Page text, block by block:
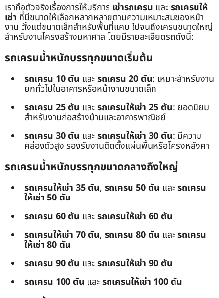
เราคือตัวจริงเรื่องการให้บริการ เช่ารถเครน และรถเครนให้
เช่า ที่มีขนาดให้เลือกหลากหลายตามความเหมาะสมของหน้า
งาน ตั้งแต่ขนาดเล็กสำหรับพื้นที่แคบ ไปจนถึงเครนขนาดใหญ่
สำหรับงานโครงสร้างมหาศาล โดยมีรายละเอียดรถดังนี้:
รถเครนน้ำหนักบรรทุกขนาดเริ่มต้น
รถเครน 10 ตัน และรถเครน 20 ตัน: เหมาะสำหรับงาน
ยกทั่วไปในอาคารหรือหน้างานขนาดเล็ก
รถเครน 25 ตัน และรถเครนให้เช่า 25 ตัน: ยอดนิยม
สำหรับงานก่อสร้างบ้านและอาคารพาณิชย์
รถเครน 30 ตัน และรถเครนให้เช่า 30 ตัน: มีความ
คล่องตัวสูง รองรับงานติดตั้งแผ่นพื้นหรือโครงหลังคา
รถเครนน้ำหนักบรรทุกขนาดกลางถึงใหญ่
รถเครนให้เช่า 35 ตัน, รถเครน 50 ตัน และรถเครน
ให้เช่า 50 ตัน
รถเครน 60 ตัน และรถเครนให้เช่า 60 ตัน
รถเครนให้เช่า 70 ตัน, รถเครน 80 ตัน และรถเครน
ให้เช่า 80 ตัน
รถเครน 90 ตัน และรถเครนให้เช่า 90 ตัน
รถเครน 100 ตัน และรถเครนให้เช่า 100 ตัน